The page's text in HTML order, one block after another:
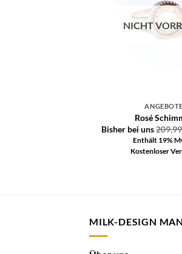
NICHT
ANGEBOTE
Rosé
Bisher bei uns
Enthält 19%
Kostenloser
MILK-DESIGN